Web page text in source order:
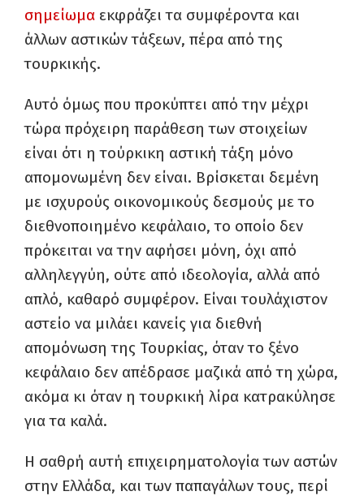
σημείωμα εκφράζει τα συμφέροντα και
άλλων αστικών τάξεων, πέρα από της
τουρκικής.
Αυτό όμως που προκύπτει από την μέχρι
τώρα πρόχειρη παράθεση των στοιχείων
είναι ότι η τούρκικη αστική τάξη μόνο
απομονωμένη δεν είναι. Βρίσκεται δεμένη
με ισχυρούς οικονομικούς δεσμούς με το
διεθνοποιημένο κεφάλαιο, το οποίο δεν
πρόκειται να την αφήσει μόνη, όχι από
αλληλεγγύη, ούτε από ιδεολογία, αλλά από
απλό, καθαρό συμφέρον. Είναι τουλάχιστον
αστείο να μιλάει κανείς για διεθνή
απομόνωση της Τουρκίας, όταν το ξένο
κεφάλαιο δεν απέδρασε μαζικά από τη χώρα,
ακόμα κι όταν η τουρκική λίρα κατρακύλησε
για τα καλά.
Η σαθρή αυτή επιχειρηματολογία των αστών
στην Ελλάδα, και των παπαγάλων τους, περί